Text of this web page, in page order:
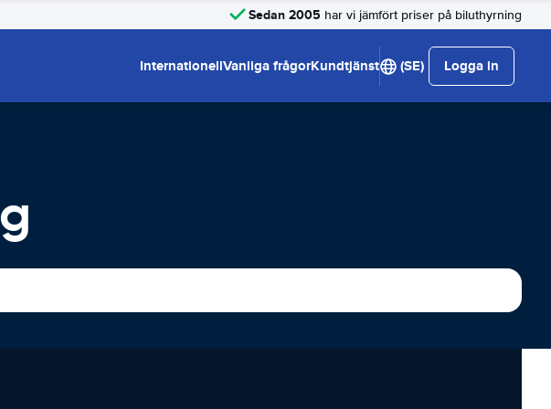
Sedan 2005 har vi jämfört priser på biluthyrning
InternationellVanliga frågorKundtjänst (SE) Logga in